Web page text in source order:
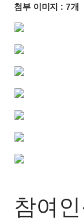
첨부 이미지 : 7개
참여